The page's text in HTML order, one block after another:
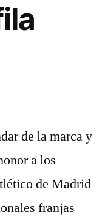
de la marca y
a los
de Madrid
franjas